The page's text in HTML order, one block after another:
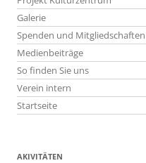
Galerie
Spenden und Mitgliedschaften
Medienbeiträge
So finden Sie uns
Verein intern
Startseite
AKIVITÄTEN